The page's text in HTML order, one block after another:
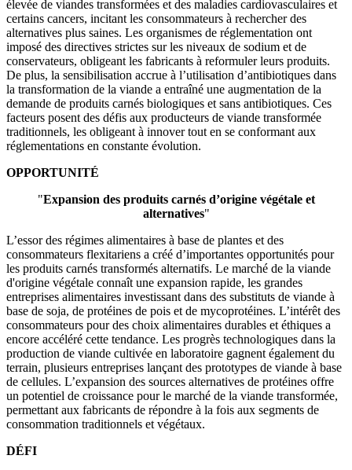
élevée de viandes transformées et des maladies cardiovasculaires et
certains cancers, incitant les consommateurs à rechercher des
alternatives plus saines. Les organismes de réglementation ont
imposé des directives strictes sur les niveaux de sodium et de
conservateurs, obligeant les fabricants à reformuler leurs produits.
De plus, la sensibilisation accrue à l’utilisation d’antibiotiques dans
la transformation de la viande a entraîné une augmentation de la
demande de produits carnés biologiques et sans antibiotiques. Ces
facteurs posent des défis aux producteurs de viande transformée
traditionnels, les obligeant à innover tout en se conformant aux
réglementations en constante évolution.
OPPORTUNITÉ
"Expansion des produits carnés d’origine végétale et
alternatives"
L’essor des régimes alimentaires à base de plantes et des
consommateurs flexitariens a créé d’importantes opportunités pour
les produits carnés transformés alternatifs. Le marché de la viande
d'origine végétale connaît une expansion rapide, les grandes
entreprises alimentaires investissant dans des substituts de viande à
base de soja, de protéines de pois et de mycoprotéines. L’intérêt des
consommateurs pour des choix alimentaires durables et éthiques a
encore accéléré cette tendance. Les progrès technologiques dans la
production de viande cultivée en laboratoire gagnent également du
terrain, plusieurs entreprises lançant des prototypes de viande à base
de cellules. L’expansion des sources alternatives de protéines offre
un potentiel de croissance pour le marché de la viande transformée,
permettant aux fabricants de répondre à la fois aux segments de
consommation traditionnels et végétaux.
DÉFI